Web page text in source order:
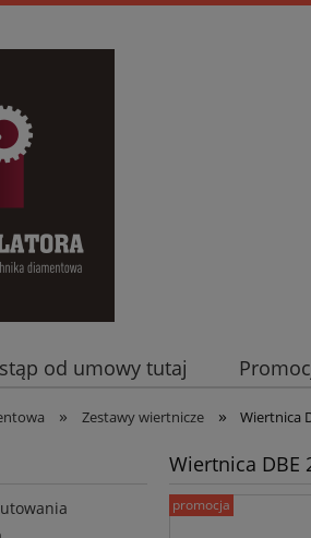
od umowy tutaj
» Zestawy wiertnicze » Wiertnica
Wiertnica DBE
promocja